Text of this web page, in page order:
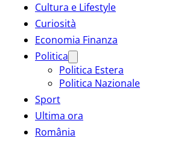
Cultura e Lifestyle
Curiosità
Economia Finanza
Politica
Politica Estera
Politica Nazionale
Sport
Ultima ora
România